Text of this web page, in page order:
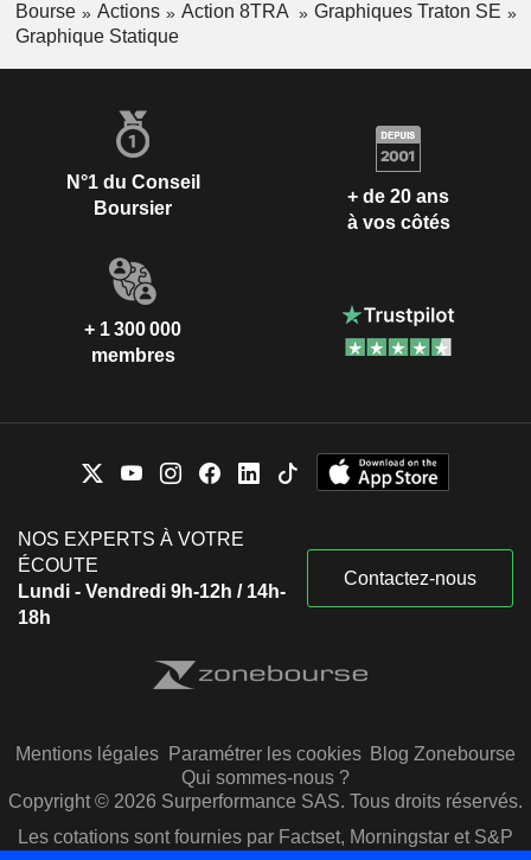
Bourse Actions Action 8TRA
Graphiques Traton SE
Graphique Statique
N°1 du Conseil
Boursier
+ de 20 ans
à vos côtés
+ 1 300 000
membres
NOS EXPERTS À VOTRE
ÉCOUTE
Lundi - Vendredi 9h-12h / 14h-
18h
Contactez-nous
Mentions légales Paramétrer les cookies Blog Zonebourse
Qui sommes-nous ?
Copyright © 2026 Surperformance SAS. Tous droits réservés.
Les cotations sont fournies par Factset, Morningstar et S&P